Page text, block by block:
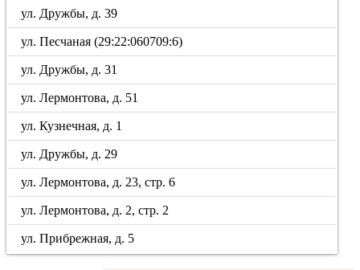
ул. Дружбы, д. 39
ул. Песчаная (29:22:060709:6)
ул. Дружбы, д. 31
ул. Лермонтова, д. 51
ул. Кузнечная, д. 1
ул. Дружбы, д. 29
ул. Лермонтова, д. 23, стр. 6
ул. Лермонтова, д. 2, стр. 2
ул. Прибрежная, д. 5